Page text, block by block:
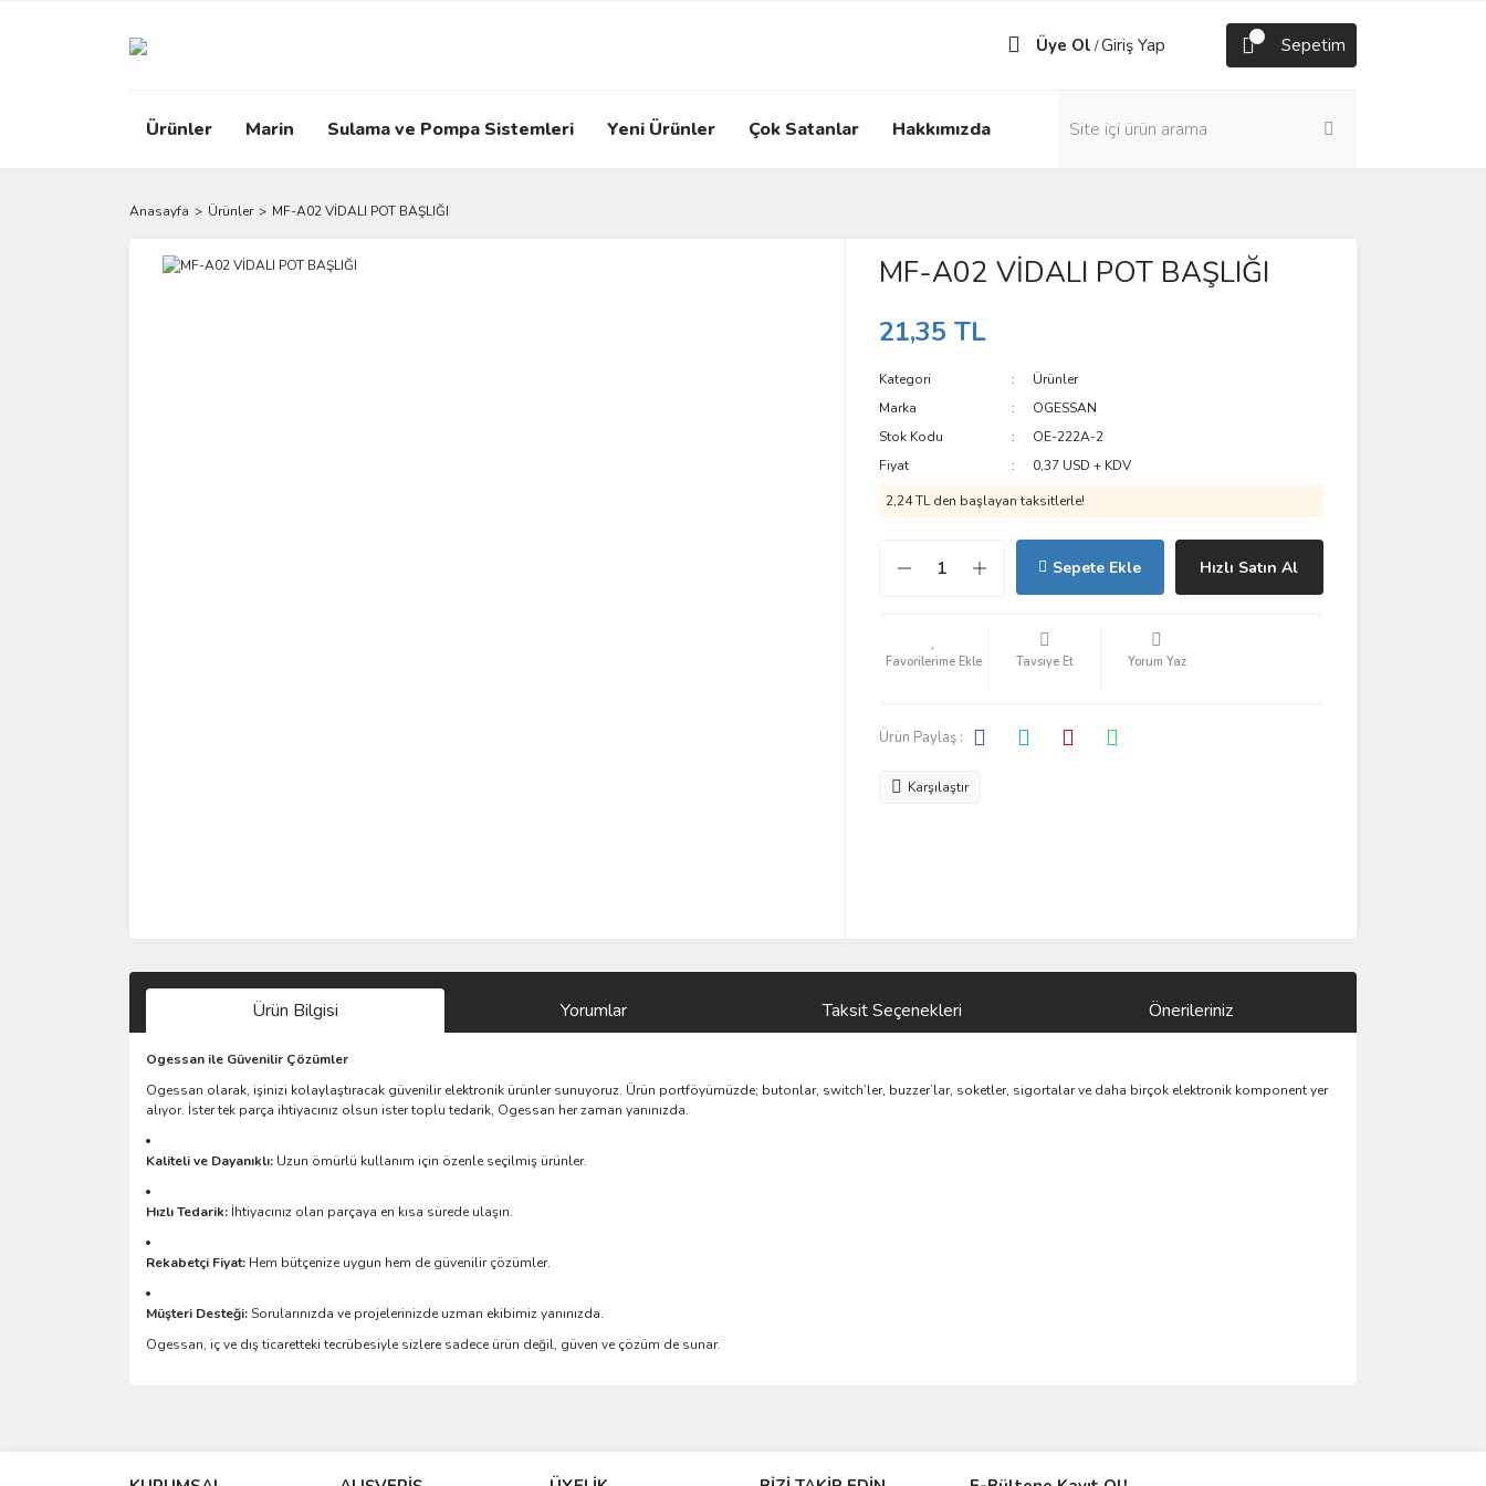
Üye Ol /Giriş Yap Sepetim
Ürünler Marin Sulama ve Pompa Sistemleri Yeni Ürünler Çok Satanlar Hakkımızda
Anasayfa Ürünler MF-A02 VİDALI POT BAŞLIĞI
MF-A02 VİDALI POT BAŞLIĞI
21,35 TL
Kategori
Ürünler
Marka
OGESSAN
Stok Kodu
OE-222A-2
Fiyat
0,37 USD + KDV
2,24 TL den başlayan taksitlerle!
Sepete Ekle Hızlı Satın Al
Tavsiye Et Yorum Yaz
Ürün Paylaş :
Karşılaştır
Ürün Bilgisi Yorumlar Taksit Seçenekleri Önerileriniz
Ogessan ile Güvenilir Çözümler
Ogessan olarak, işinizi kolaylaştıracak güvenilir elektronik ürünler sunuyoruz. Ürün portföyümüzde; butonlar, switch’ler, buzzer’lar, soketler, sigortalar ve daha birçok elektronik komponent yer
alıyor. İster tek parça ihtiyacınız olsun ister toplu tedarik, Ogessan her zaman yanınızda.
Kaliteli ve Dayanıklı: Uzun ömürlü kullanım için özenle seçilmiş ürünler.
Hızlı Tedarik: İhtiyacınız olan parçaya en kısa sürede ulaşın.
Rekabetçi Fiyat: Hem bütçenize uygun hem de güvenilir çözümler.
Müşteri Desteği:Sorularınızda ve projelerinizde uzman ekibimiz yanınızda.
Ogessan, iç ve dış ticaretteki tecrübesiyle sizlere sadece ürün değil, güven ve çözüm de sunar.